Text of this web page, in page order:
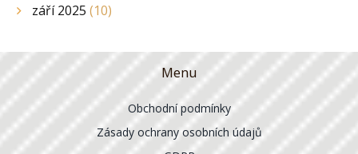
září 2025 (10)
Menu
Obchodní podmínky
Zásady ochrany osobních údajů